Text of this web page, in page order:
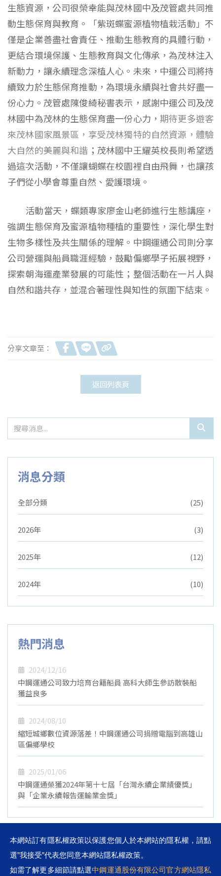
生態資源，公司很榮幸能與茂林國中及茂管處共同推
動生態保育與教育。「紫斑蝶蜜源植物植栽活動」不
僅是企業善盡社會責任、推動生態教育的具體行動，
更結合環境保護、生態教育與文化傳承，為茂林注入
新動力，讓永續理念深植人心。未來，中運公司將持
續致力於生態保育推動，為環境永續與社會共好盡一
份心力。茂管處陳俊綺秘書表示，感謝中運公司及茂
林國中為茂林的生態保育盡一份心力，期待更多遊客
來茂林國家風景區，享受茂林獨特的自然資源，體驗
大自然的美麗與和諧 ；茂林國中王耀英校長則希望透
過這次活動，不僅讓蝴蝶在校園裡自由飛舞，也讓孩
子們從小學會尊重自然、愛護環境。
活動當天，蝶類專家廖金山老師進行生態講座，
強調生態保育及蜜源植物種植的重要性，深化學生對
生物多樣性及共生關係的理解。中鋼運通公司則分享
公司營運與船員職涯經驗，鼓勵偏鄉學子拓展視野，
探索朝海運產業發展的可能性；整個活動在一片人與
自然和諧共存，並混合著理性與知性的氛圍下結束。
分享文章至：
返回列表頁
消息分類
全部分類 (25)
2026年 (3)
2025年 (12)
2024年 (10)
熱門消息
2024/12/16
中鋼運通公司致力培育台籍船員 高科大師生參訪散裝船
獲益良多
2024/08/10
縮短城鄉數位資源落差！中鋼運通公司捐贈電腦到高雄山
區偏鄉學校
2025/01/06
中鋼運通榮獲2024年第十七屆「台灣永續企業績優獎」
與「企業永續報告運輸業金獎」
本網站訂有隱私權政策以保護您個人於本網站的隱私權，請點
選”我接受”代表您同意本網站隱私權政策。
如需了解更多細節請點選中鋼運通股份有限公司官方網站隱私